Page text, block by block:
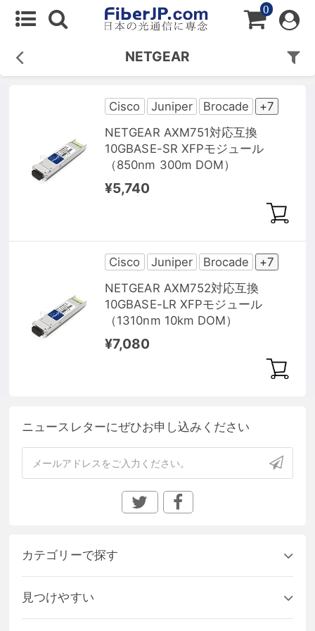
0
NETGEAR
Cisco Juniper Brocade
+7
NETGEAR AXM751対応互換
10GBASE-SR XFPモジュール
（850nm 300m DOM）
¥5,740
Cisco Juniper Brocade
+7
NETGEAR AXM752対応互換
10GBASE-LR XFPモジュール
（1310nm 10km DOM）
¥7,080
ニュースレターにぜひお申し込みください
カテゴリーで探す
見つけやすい